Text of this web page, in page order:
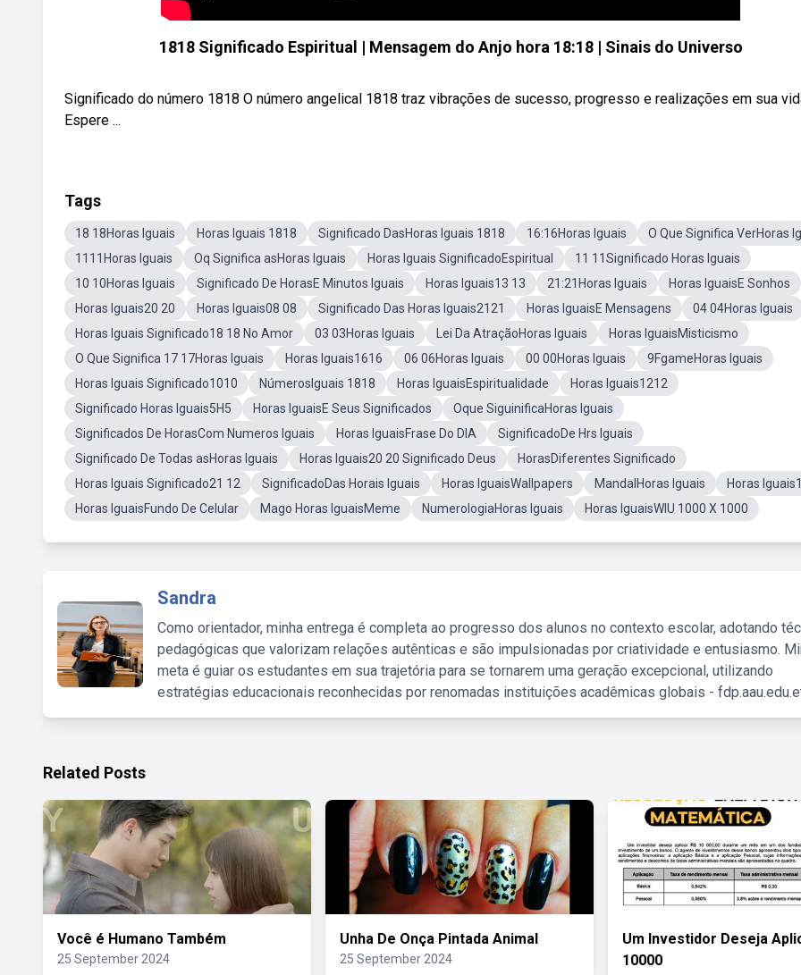
1818 Significado Espiritual | Mensagem do Anjo hora 18:18 | Sinais do Universo
Significado do número 1818 O número angelical 1818 traz vibrações de sucesso, progresso e realizações em sua
Espere ...
Tags
18 18Horas Iguais Horas Iguais 1818 Significado DasHoras Iguais 1818 16:16Horas Iguais
O Que Significa VerHoras
1111Horas Iguais
Oq Significa asHoras Iguais Horas Iguais SignificadoEspiritual
11 11Significado Horas Iguais
10 10Horas Iguais
Significado De HorasE Minutos Iguais Horas Iguais13 13 21:21Horas Iguais
Horas IguaisE Sonhos
Horas Iguais20 20
Horas Iguais08 08 Significado Das Horas Iguais2121 Horas IguaisE Mensagens
04 04Horas Iguais
Horas Iguais Significado18 18 No Amor
03 03Horas Iguais Lei Da AtraçãoHoras Iguais
Horas IguaisMisticismo
O Que Significa 17 17Horas Iguais
Horas Iguais1616 06 06Horas Iguais 00 00Horas Iguais
9FgameHoras Iguais
Horas Iguais Significado1010
NúmerosIguais 1818 Horas IguaisEspiritualidade
Horas Iguais1212
Significado Horas Iguais5H5
Horas IguaisE Seus Significados
Oque SiguinificaHoras Iguais
Significados De HorasCom Numeros Iguais
Horas IguaisFrase Do DIA
SignificadoDe Hrs Iguais
Significado De Todas asHoras Iguais
Horas Iguais20 20 Significado Deus
HorasDiferentes Significado
Horas Iguais Significado21 12
SignificadoDas Horais Iguais Horas IguaisWallpapers MandalHoras Iguais
Horas
Horas IguaisFundo De Celular
Mago Horas IguaisMeme NumerologiaHoras Iguais Horas IguaisWIU 1000 X 1000
Sandra
Como orientador, minha entrega é completa ao progresso dos alunos no contexto escolar, adotando
pedagógicas que valorizam relações autênticas e são impulsionadas por criatividade e entusiasmo.
meta é guiar os estudantes em sua trajetória para se tornarem uma geração excepcional, utilizando
estratégias educacionais reconhecidas por renomadas instituições acadêmicas globais -
Related Posts
Você é Humano Também
25 September 2024
Unha De Onça Pintada Animal
25 September 2024
Um Investidor Deseja
10000